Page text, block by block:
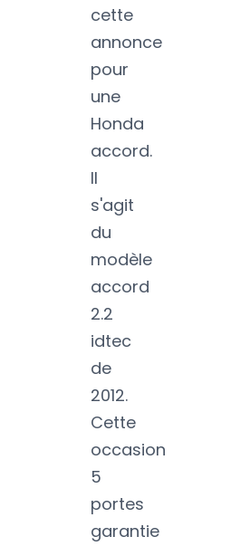
cette
annonce
pour
une
Honda
accord.
Il
s'agit
du
modèle
accord
2.2
idtec
de
2012.
Cette
occasion
5
portes
garantie